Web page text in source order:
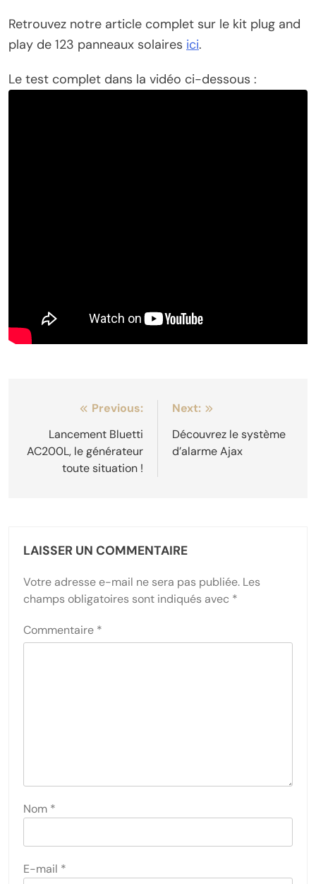
Retrouvez notre article complet sur le kit plug and
play de 123 panneaux solaires ici.
Le test complet dans la vidéo ci-dessous :
Navigation
l’article
Previous:
Lancement Bluetti
AC200L, le générateur
toute situation !
Next:
Découvrez le système
d’alarme Ajax
LAISSER UN COMMENTAIRE
Votre adresse e-mail ne sera pas publiée. Les
champs obligatoires sont indiqués avec *
Commentaire *
Nom *
E-mail *